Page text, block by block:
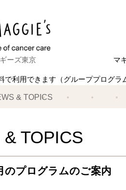
ーズ東京 マ
で利用できます（グループプログラ
& TOPICS
& TOPICS
のプログラムのご案内